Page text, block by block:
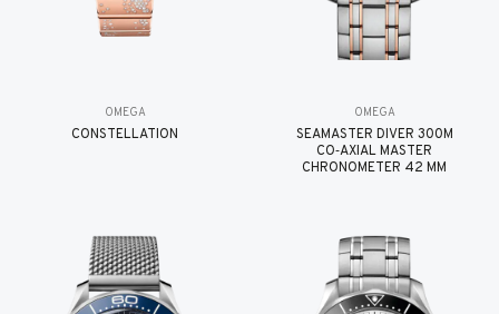
OMEGA
CONSTELLATION
OMEGA
SEAMASTER DIVER 300M
CO‑AXIAL MASTER
CHRONOMETER 42 MM